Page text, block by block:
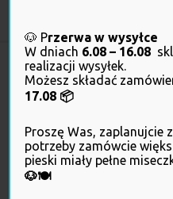
🐶 Przerwa w wysyłce
W dniach 6.08 – 16.08
realizacji wysyłek.
Możesz składać
17.08 📦
Proszę Was, zaplanujcie
potrzeby zamówcie
pieski miały pełne
🐶🍽️